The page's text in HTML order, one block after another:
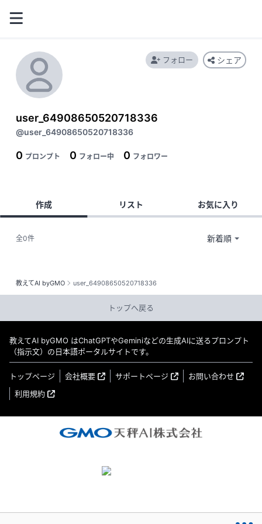
教えてAI byGMO user_64908650520718336
user_64908650520718336
@user_64908650520718336
0 プロンプト 0 フォロー中 0 フォロワー
フォロー シェア
作成 リスト お気に入り
全0件
トップへ戻る
教えてAI byGMO はChatGPTやGeminiなどの生成AIに送るプロンプト
（指示文）の日本語ポータルサイトです。
トップページ 会社概要 サポートページ
お問い合わせ
利用規約